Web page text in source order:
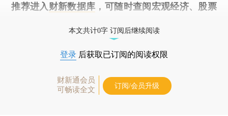
推荐进入 财新数据库 ，可随时查阅宏观经济、股票
本文共计0字 订阅后继续阅读
登录 后获取已订阅的阅读权限
财新通会员
可畅读全文
订阅/会员升级